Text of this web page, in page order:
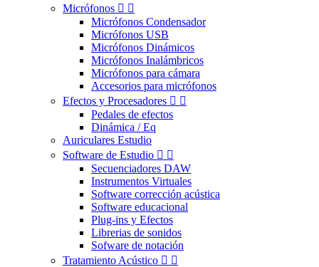
Micrófonos  
Micrófonos Condensador
Micrófonos USB
Micrófonos Dinámicos
Micrófonos Inalámbricos
Micrófonos para cámara
Accesorios para micrófonos
Efectos y Procesadores  
Pedales de efectos
Dinámica / Eq
Auriculares Estudio
Software de Estudio  
Secuenciadores DAW
Instrumentos Virtuales
Software corrección acústica
Software educacional
Plug-ins y Efectos
Librerias de sonidos
Sofware de notación
Tratamiento Acústico  